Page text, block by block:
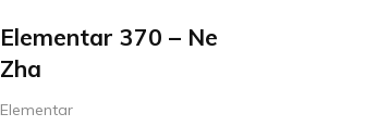
Elementar 370 – Ne
Zha
Elementar